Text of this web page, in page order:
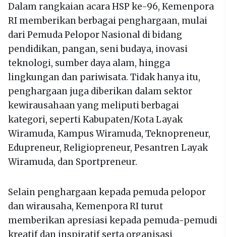
Dalam rangkaian acara HSP ke-96, Kemenpora
RI memberikan berbagai penghargaan, mulai
dari Pemuda Pelopor Nasional di bidang
pendidikan, pangan, seni budaya, inovasi
teknologi, sumber daya alam, hingga
lingkungan dan pariwisata. Tidak hanya itu,
penghargaan juga diberikan dalam sektor
kewirausahaan yang meliputi berbagai
kategori, seperti Kabupaten/Kota Layak
Wiramuda, Kampus Wiramuda, Teknopreneur,
Edupreneur, Religiopreneur, Pesantren Layak
Wiramuda, dan Sportpreneur.
Selain penghargaan kepada pemuda pelopor
dan wirausaha, Kemenpora RI turut
memberikan apresiasi kepada pemuda-pemudi
kreatif dan inspiratif serta organisasi